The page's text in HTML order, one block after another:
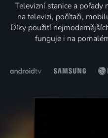
Televizní stanice a pořady
na televizi, počítači,
Díky použití
funguje i na